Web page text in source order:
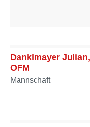
Danklmayer Julian,
OFM
Mannschaft